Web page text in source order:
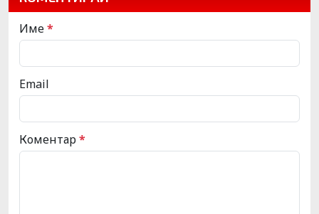
Име*
Email
Коментар*